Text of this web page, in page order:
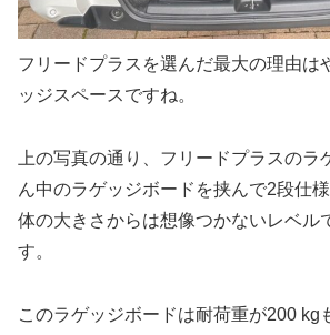
フリードプラスを選んだ最大の理由は
ッジスペースですね。
上の写真の通り、フリードプラスのラ
ん中のラゲッジボードを挟んで2段仕
体の大きさからは想像つかないレベル
す。
このラゲッジボードは耐荷重が200 kg